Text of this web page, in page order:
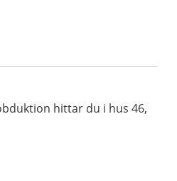
hittar du i hus 46,